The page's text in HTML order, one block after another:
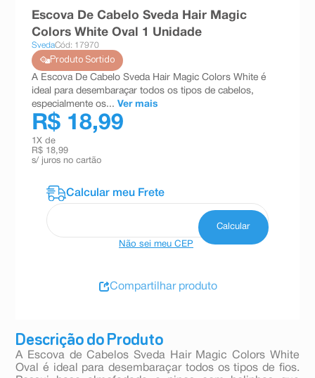
esmalte
10ºabsorvente
Descrição do Produto
A Escova de Cabelos Sveda Hair Magic Colors White
Oval é ideal para desembaraçar todos os tipos de fios.
Escova De Cabelo Sveda Hair Magic
Colors White Oval 1 Unidade
SvedaCód: 17970
Produto Sortido
A Escova De Cabelo Sveda Hair Magic Colors White é
ideal para desembaraçar todos os tipos de cabelos,
especialmente os... Ver mais
R$ 18,99
1 X de
R$ 18,99
s/ juros no cartão
Não sei meu CEP
Compartilhar produto